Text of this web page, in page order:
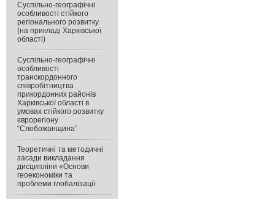
Суспільно-географічні
особливості стійкого
регіонального розвитку
(на прикладі Харківської
області)
Суспільно-географічні
особливості
транскордонного
співробітництва
прикордонних районів
Харківської області в
умовах стійкого розвитку
єврорегіону
“Слобожанщина”
Теоретичні та методичні
засади викладання
дисципліни «Основи
геоекономіки та
проблеми глобалізації